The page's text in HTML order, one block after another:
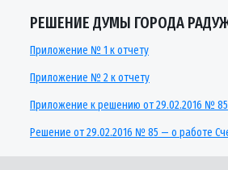
РЕШЕНИЕ ДУМЫ ГОРОДА
Приложение № 1 к отчету
Приложение № 2 к отчету
Приложение к решению от 29.02.2016 № 85
Решение от 29.02.2016 № 85 — о работе